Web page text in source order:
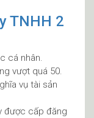
TNHH 2
cá nhân.
vượt quá 50.
vụ tài sản
được cấp đăng